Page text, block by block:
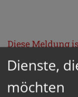
Diese Meldung
loggen Sie sich
Produkt
Dienste,
möchten